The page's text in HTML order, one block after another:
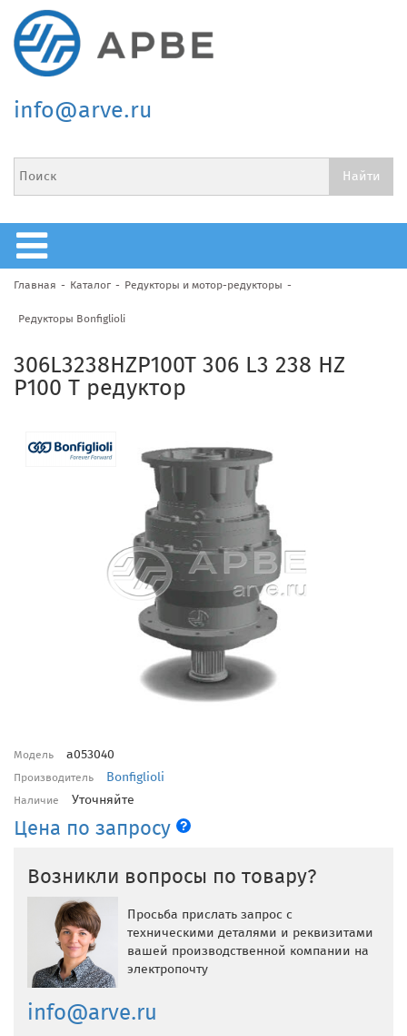
info@arve.ru
Главная Каталог Редукторы и мотор-редукторы
Редукторы Bonfiglioli
306L3238HZP100T 306 L3 238 HZ
P100 T редуктор
Модель a053040
Производитель Bonfiglioli
Наличие Уточняйте
Цена по запросу
Возникли вопросы по товару?
Просьба прислать запрос с
техническими деталями и реквизитами
вашей производственной компании на
электропочту
info@arve.ru